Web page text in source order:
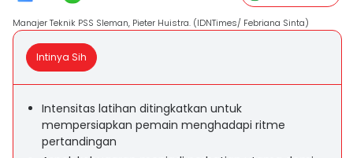
Manajer Teknik PSS Sleman, Pieter Huistra. (IDNTimes/ Febriana Sinta)
Intinya Sih
Intensitas latihan ditingkatkan untuk
mempersiapkan pemain menghadapi ritme
pertandingan